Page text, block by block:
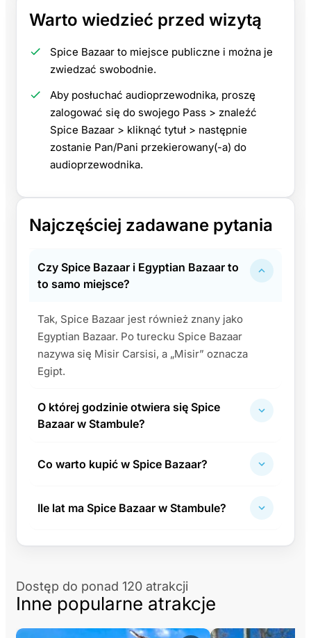
Warto wiedzieć przed wizytą
Spice Bazaar to miejsce publiczne i można je
zwiedzać swobodnie.
Aby posłuchać audioprzewodnika, proszę
zalogować się do swojego Pass > znaleźć
Spice Bazaar > kliknąć tytuł > następnie
zostanie Pan/Pani przekierowany(-a) do
audioprzewodnika.
Najczęściej zadawane pytania
Czy Spice Bazaar i Egyptian Bazaar to
to samo miejsce?
Tak, Spice Bazaar jest również znany jako
Egyptian Bazaar. Po turecku Spice Bazaar
nazywa się Misir Carsisi, a „Misir” oznacza
Egipt.
O której godzinie otwiera się Spice
Bazaar w Stambule?
Co warto kupić w Spice Bazaar?
Ile lat ma Spice Bazaar w Stambule?
Dostęp do ponad 120 atrakcji
Inne popularne atrakcje